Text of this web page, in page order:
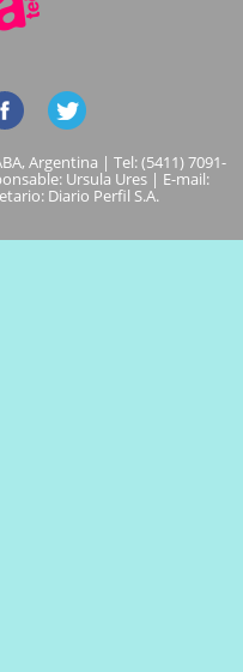
Argentina | Tel: (5411) 7091-
Ursula Ures | E-mail:
Diario Perfil S.A.